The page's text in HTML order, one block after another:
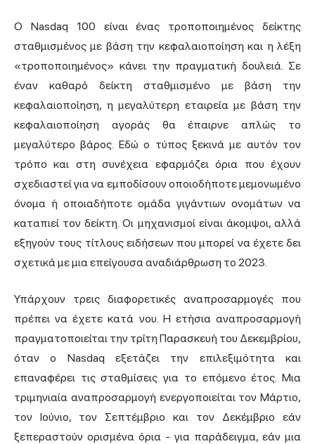
Ο Nasdaq 100 είναι ένας τροποποιημένος δείκτης
σταθμισμένος με βάση την κεφαλαιοποίηση και η λέξη
«τροποποιημένος» κάνει την πραγματική δουλειά. Σε
έναν καθαρό δείκτη σταθμισμένο με βάση την
κεφαλαιοποίηση, η μεγαλύτερη εταιρεία με βάση την
κεφαλαιοποίηση αγοράς θα έπαιρνε απλώς το
μεγαλύτερο βάρος. Εδώ ο τύπος ξεκινά με αυτόν τον
τρόπο και στη συνέχεια εφαρμόζει όρια που έχουν
σχεδιαστεί για να εμποδίσουν οποιοδήποτε μεμονωμένο
όνομα ή οποιαδήποτε ομάδα γιγάντιων ονομάτων να
καταπιεί τον δείκτη. Οι μηχανισμοί είναι άκομψοι, αλλά
εξηγούν τους τίτλους ειδήσεων που μπορεί να έχετε δει
σχετικά με μια επείγουσα αναδιάρθρωση το 2023.
Υπάρχουν τρεις διαφορετικές αναπροσαρμογές που
πρέπει να έχετε κατά νου. Η ετήσια αναπροσαρμογή
πραγματοποιείται την τρίτη Παρασκευή του Δεκεμβρίου,
όταν ο Nasdaq εξετάζει την επιλεξιμότητα και
επαναφέρει τις σταθμίσεις για το επόμενο έτος. Μια
τριμηνιαία αναπροσαρμογή ενεργοποιείται τον Μάρτιο,
τον Ιούνιο, τον Σεπτέμβριο και τον Δεκέμβριο εάν
ξεπεραστούν ορισμένα όρια - για παράδειγμα, εάν μια